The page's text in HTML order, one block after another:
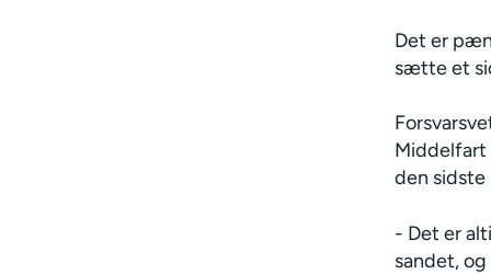
Det er
sætte et
Middelfart
den sidste
- Det er
sandet,